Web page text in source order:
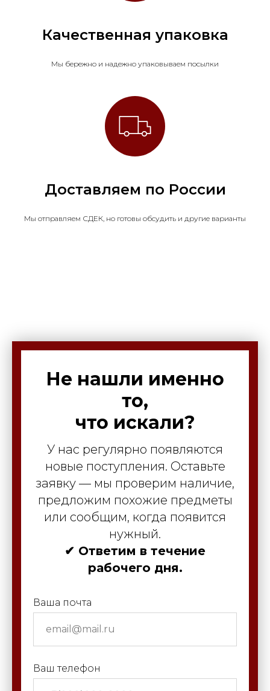
Качественная упаковка
Мы бережно и надежно упаковываем посылки
Доставляем по России
Мы отправляем СДЕК, но готовы обсудить и другие варианты
Не нашли именно
то,
что искали?
У нас регулярно появляются
новые поступления. Оставьте
заявку — мы проверим наличие,
предложим похожие предметы
или сообщим, когда появится
нужный.
✔ Ответим в течение
рабочего дня.
Ваша почта
Ваш телефон